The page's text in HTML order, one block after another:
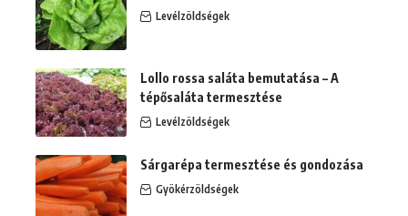
Levélzöldségek
Lollo rossa saláta bemutatása – A
tépősaláta termesztése
Levélzöldségek
Sárgarépa termesztése és gondozása
Gyökérzöldségek